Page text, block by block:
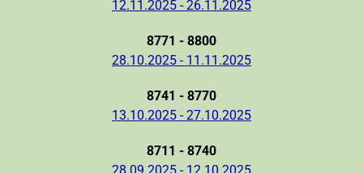
12.11.2025 - 26.11.2025
8771 - 8800
28.10.2025 - 11.11.2025
8741 - 8770
13.10.2025 - 27.10.2025
8711 - 8740